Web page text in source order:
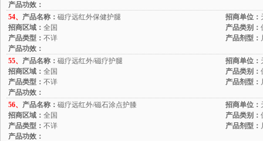
产品功效：
54、 产品名称： 磁疗远红外保健护腿 招商单位：
招商区域： 全国 产品类别：
产品类型： 不详 产品剂型：
产品功效：
55、 产品名称： 磁疗远红外/磁疗护腿 招商单位：
招商区域： 全国 产品类别：
产品类型： 不详 产品剂型：
产品功效：
56、 产品名称： 磁疗远红外/磁石涂点护膝 招商单位：
招商区域： 全国 产品类别：
产品类型： 不详 产品剂型：
产品功效：